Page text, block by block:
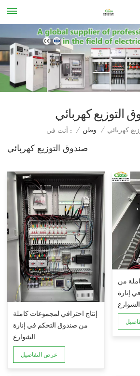
التوزيع كهربائي
أنت في : / وطن / كهربائي
صندوق التوزيع كهربائي
إنتاج احترافي لمجموعات كاملة
من صندوق التحكم في إنارة
الشوارع
عرض التفاصيل
من
إنارة
الشوارع